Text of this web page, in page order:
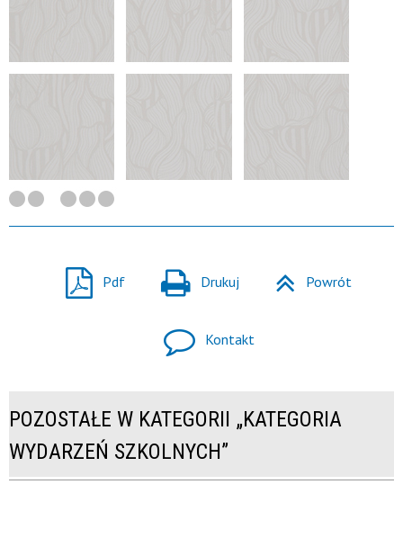
Pdf Drukuj Powrót
Kontakt
POZOSTAŁE W KATEGORII „KATEGORIA
WYDARZEŃ SZKOLNYCH”